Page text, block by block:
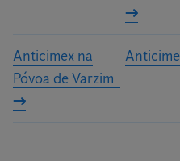
Anticimex na
Póvoa de Varzim